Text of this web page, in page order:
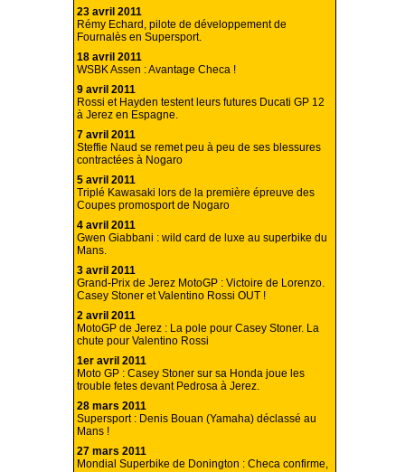
23 avril 2011
Rémy Echard, pilote de développement de
Fournalès en Supersport.
18 avril 2011
WSBK Assen : Avantage Checa !
9 avril 2011
Rossi et Hayden testent leurs futures Ducati GP 12
à Jerez en Espagne.
7 avril 2011
Steffie Naud se remet peu à peu de ses blessures
contractées à Nogaro
5 avril 2011
Triplé Kawasaki lors de la première épreuve des
Coupes promosport de Nogaro
4 avril 2011
Gwen Giabbani : wild card de luxe au superbike du
Mans.
3 avril 2011
Grand-Prix de Jerez MotoGP : Victoire de Lorenzo.
Casey Stoner et Valentino Rossi OUT !
2 avril 2011
MotoGP de Jerez : La pole pour Casey Stoner. La
chute pour Valentino Rossi
1er avril 2011
Moto GP : Casey Stoner sur sa Honda joue les
trouble fetes devant Pedrosa à Jerez.
28 mars 2011
Supersport : Denis Bouan (Yamaha) déclassé au
Mans !
27 mars 2011
Mondial Superbike de Donington : Checa confirme,